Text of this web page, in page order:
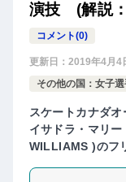
演技 (解説
コメント(0)
更新日： 2019年4月4
その他の国：女子選
スケートカナダ
イサドラ・マリ
WILLIAMS )のフ